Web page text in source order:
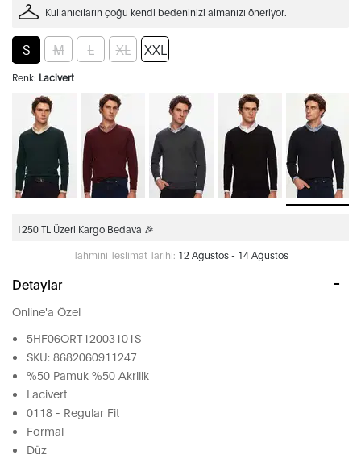
Kullanıcıların çoğu kendi bedeninizi almanızı öneriyor.
S M L XL XXL
Renk: Lacivert
1250 TL Üzeri Kargo Bedava 🎉
Tahmini Teslimat Tarihi: 12 Ağustos - 14 Ağustos
Detaylar
Online'a Özel
5HF06ORT12003101S
SKU: 8682060911247
%50 Pamuk %50 Akrilik
Lacivert
0118 - Regular Fit
Formal
Düz